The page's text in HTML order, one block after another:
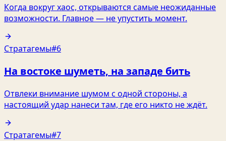
Когда вокруг хаос, открываются самые неожиданные
возможности. Главное — не упустить момент.
Стратагемы#6
На востоке шуметь, на западе бить
Отвлеки внимание шумом с одной стороны, а
настоящий удар нанеси там, где его никто не ждёт.
Стратагемы#7